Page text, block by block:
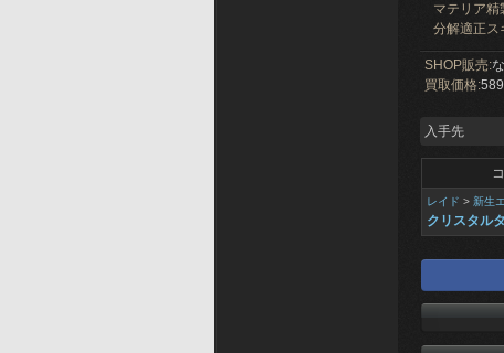
マテリア精
分解適正ス
SHOP販売:
買取価格:589
入手先
レイド > 新生
クリスタル